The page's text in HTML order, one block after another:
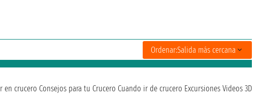
Ordenar:Salida más cercana
en crucero Consejos para tu Crucero Cuando ir de crucero Excursiones Videos 3D